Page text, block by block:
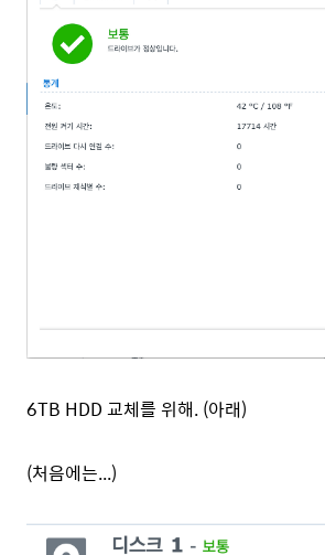
6TB HDD 교체를 위해. (아래)
(처음에는...)